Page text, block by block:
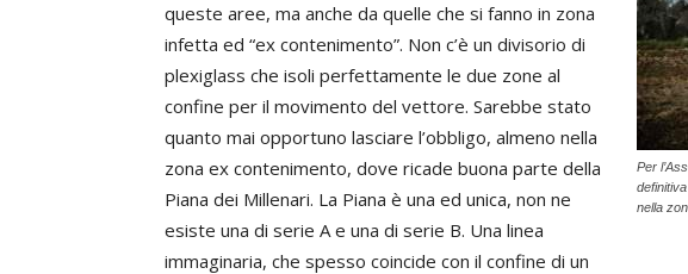
Per
nella
queste aree, ma anche da quelle che si fanno in zona
infetta ed “ex contenimento”. Non c’è un divisorio di
plexiglass che isoli perfettamente le due zone al
confine per il movimento del vettore. Sarebbe stato
quanto mai opportuno lasciare l’obbligo, almeno nella
zona ex contenimento, dove ricade buona parte della
Piana dei Millenari. La Piana è una ed unica, non ne
esiste una di serie A e una di serie B. Una linea
immaginaria, che spesso coincide con il confine di un